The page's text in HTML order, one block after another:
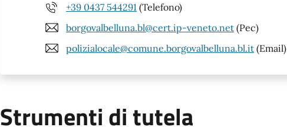
+39 0437 544291 (Telefono)
borgovalbelluna.bl@cert.ip-veneto.net (Pec)
polizialocale@comune.borgovalbelluna.bl.it (Email)
Strumenti di tutela